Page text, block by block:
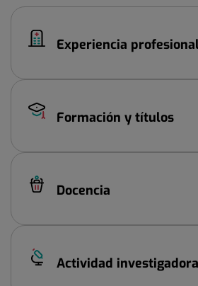
Experiencia
Formación y títulos
Docencia
Actividad investigadora